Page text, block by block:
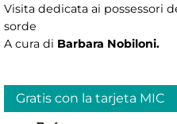
Visita dedicata ai possessori
sorde
A cura di Barbara Nobiloni.
Gratis con la tarjeta MIC